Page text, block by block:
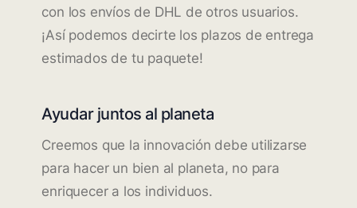
con los envíos de DHL de otros usuarios.
¡Así podemos decirte los plazos de entrega
estimados de tu paquete!
Ayudar juntos al planeta
Creemos que la innovación debe utilizarse
para hacer un bien al planeta, no para
enriquecer a los individuos.